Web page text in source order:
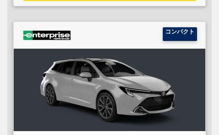
コンパクト